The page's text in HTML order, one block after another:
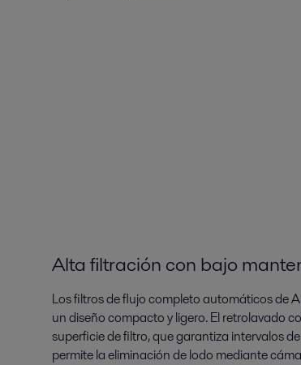
Alta filtración con bajo
Los filtros de flujo completo automáticos de
un diseño compacto y ligero. El retrolavado
superficie de filtro, que garantiza intervalos
permite la eliminación de lodo mediante